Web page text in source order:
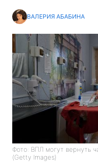
ВАЛЕРИЯ АБАБИНА
Фото: ВПЛ могут вернуть
(Getty Images)